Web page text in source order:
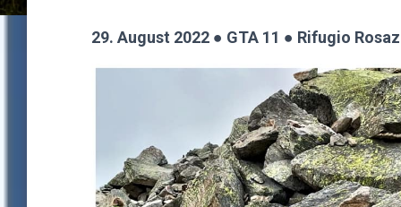
29. August 2022 ● GTA 11 ● Rifugio